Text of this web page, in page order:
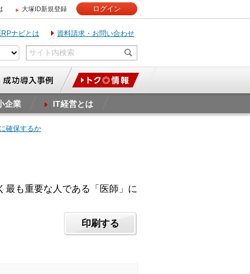
大塚ID新規登録 ログイン
ナビとは 資料請求・お問い合わせ
企業 IT経営とは
確保するか
最も重要な人である「医師」に
印刷する